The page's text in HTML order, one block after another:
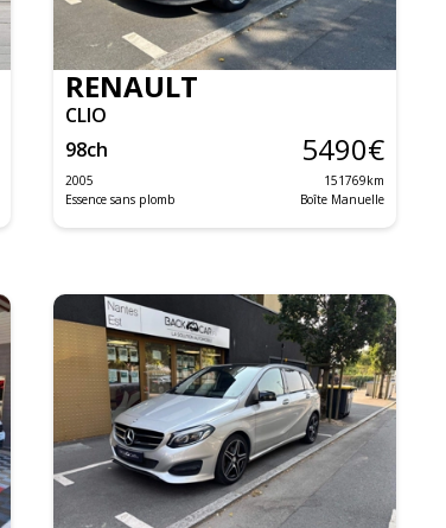
RENAULT
CLIO
98ch 5490€
2005 151769km
Essence sans plomb
Boîte Manuelle